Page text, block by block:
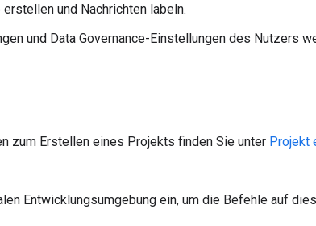
erstellen und Nachrichten labeln.
und Data Governance-Einstellungen des Nutzers
zum Erstellen eines Projekts finden Sie unter Projekt
Entwicklungsumgebung ein, um die Befehle auf